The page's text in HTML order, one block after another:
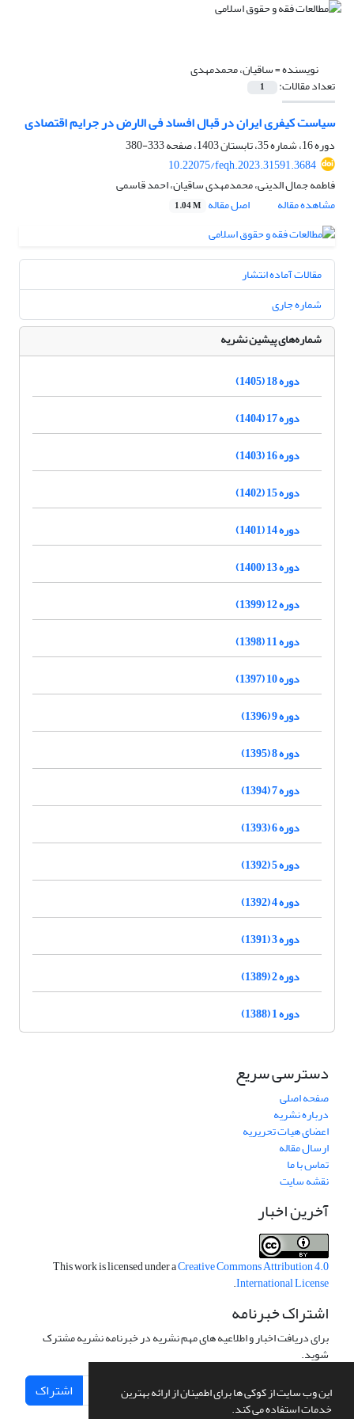
این وب سایت از کوکی ها برای اطمینان از ارائه بهترین
خدمات استفاده می کند.
نویسنده =ساقیان، محمدمهدی
تعداد مقالات: 1
سیاست کیفری ایران در قبال افساد فی الارض در جرایم اقتصادی
دوره 16، شماره 35، تابستان 1403، صفحه
333-380
10.22075/feqh.2023.31591.3684
فاطمه جمال الدینی، محمدمهدی ساقیان، احمد قاسمی
مشاهده مقاله
اصل مقاله 1.04 M
مقالات آماده انتشار
شماره جاری
شماره‌های پیشین نشریه
دوره 18 (1405)
دوره 17 (1404)
دوره 16 (1403)
دوره 15 (1402)
دوره 14 (1401)
دوره 13 (1400)
دوره 12 (1399)
دوره 11 (1398)
دوره 10 (1397)
دوره 9 (1396)
دوره 8 (1395)
دوره 7 (1394)
دوره 6 (1393)
دوره 5 (1392)
دوره 4 (1392)
دوره 3 (1391)
دوره 2 (1389)
دوره 1 (1388)
دسترسی سریع
صفحه اصلی
درباره نشریه
اعضای هیات تحریریه
ارسال مقاله
تماس با ما
نقشه سایت
آخرین اخبار
This work is licensed under aCreative Commons Attribution 4.0
International License
.
اشتراک خبرنامه
برای دریافت اخبار و اطلاعیه های مهم نشریه در خبرنامه نشریه مشترک
شوید.
اشتراک